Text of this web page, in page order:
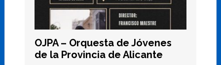
OJPA – Orquesta de Jóvenes
de la Provincia de Alicante